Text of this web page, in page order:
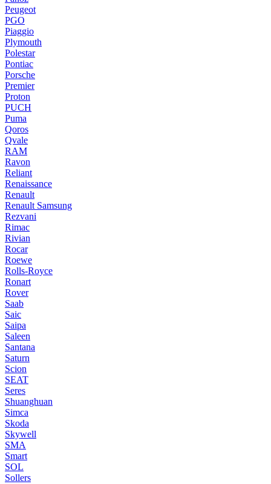
Peugeot
PGO
Piaggio
Plymouth
Polestar
Pontiac
Porsche
Premier
Proton
PUCH
Puma
Qoros
Qvale
RAM
Ravon
Reliant
Renaissance
Renault
Renault Samsung
Rezvani
Rimac
Rivian
Rocar
Roewe
Rolls-Royce
Ronart
Rover
Saab
Saic
Saipa
Saleen
Santana
Saturn
Scion
SEAT
Seres
Shuanghuan
Simca
Skoda
Skywell
SMA
Smart
SOL
Sollers